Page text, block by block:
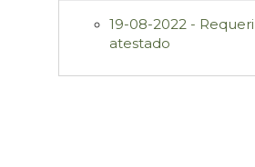
19-08-2022 -
atestado